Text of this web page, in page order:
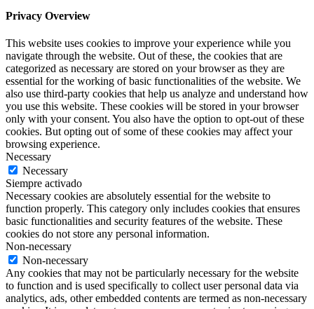
Privacy Overview
This website uses cookies to improve your experience while you
navigate through the website. Out of these, the cookies that are
categorized as necessary are stored on your browser as they are
essential for the working of basic functionalities of the website. We
also use third-party cookies that help us analyze and understand how
you use this website. These cookies will be stored in your browser
only with your consent. You also have the option to opt-out of these
cookies. But opting out of some of these cookies may affect your
browsing experience.
Necessary
Necessary
Siempre activado
Necessary cookies are absolutely essential for the website to
function properly. This category only includes cookies that ensures
basic functionalities and security features of the website. These
cookies do not store any personal information.
Non-necessary
Non-necessary
Any cookies that may not be particularly necessary for the website
to function and is used specifically to collect user personal data via
analytics, ads, other embedded contents are termed as non-necessary